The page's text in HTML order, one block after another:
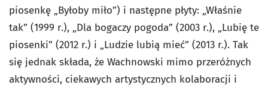
piosenkę „Byłoby miło”) i następne płyty: „Właśnie
tak” (1999 r.), „Dla bogaczy pogoda” (2003 r.), „Lubię te
piosenki” (2012 r.) i „Ludzie lubią mieć” (2013 r.). Tak
się jednak składa, że Wachnowski mimo przeróżnych
aktywności, ciekawych artystycznych kolaboracji i